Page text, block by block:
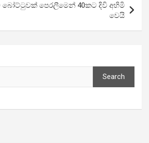
බෝට්ටුවක් පෙරලීමෙන් 40කට දිවි අහිමි
වෙයි
Search